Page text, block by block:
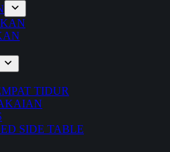
TIDUR
SIDE TABLE